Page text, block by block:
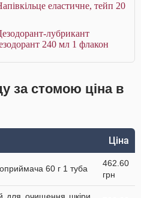
еластичне, тейп 20
лубрикант
240 мл 1 флакон
за стомою ціна в
Ціна
60 г 1 туба
462.60
грн